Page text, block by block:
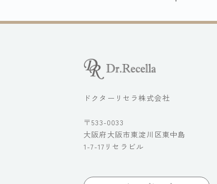
ドクターリセラ株式会社
〒533-0033
大阪府大阪市東淀川区東中島
1-7-17リセラビル